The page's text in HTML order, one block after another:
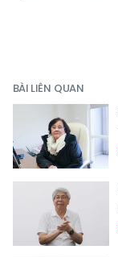
BÀI LIÊN QUAN